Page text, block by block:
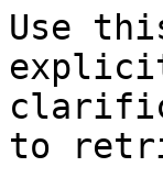
Use